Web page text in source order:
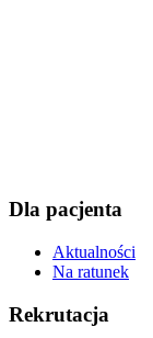
Dla pacjenta
Aktualności
Na ratunek
Rekrutacja